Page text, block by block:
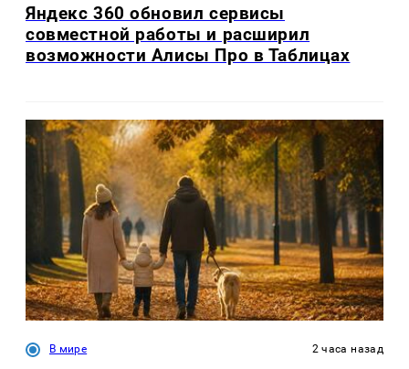
Яндекс 360 обновил сервисы
совместной работы и расширил
возможности Алисы Про в Таблицах
В мире 2 часа назад